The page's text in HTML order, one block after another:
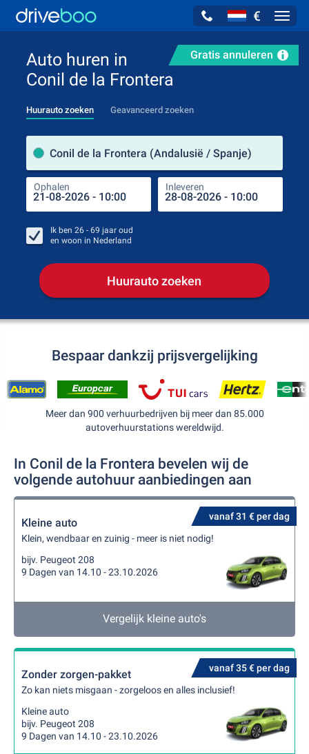
€
Gratis annuleren
Auto huren in
Conil de la Frontera
Huurauto zoeken Geavanceerd zoeken
Conil de la Frontera (Andalusië / Spanje)
Ophalen Inleveren
Ik ben 26 - 69 jaar oud
en woon in Nederland
Huurauto zoeken
Bespaar dankzij prijsvergelijking
Meer dan 900 verhuurbedrijven bij meer dan 85.000
autoverhuurstations wereldwijd.
In Conil de la Frontera bevelen wij de
volgende autohuur aanbiedingen aan
vanaf 31 € per dag
Kleine auto
Klein, wendbaar en zuinig - meer is niet nodig!
bijv. Peugeot 208
9 Dagen van 14.10 - 23.10.2026
Vergelijk kleine auto's
vanaf 35 € per dag
Zonder zorgen-pakket
Zo kan niets misgaan - zorgeloos en alles inclusief!
Kleine auto
bijv. Peugeot 208
9 Dagen van 14.10 - 23.10.2026